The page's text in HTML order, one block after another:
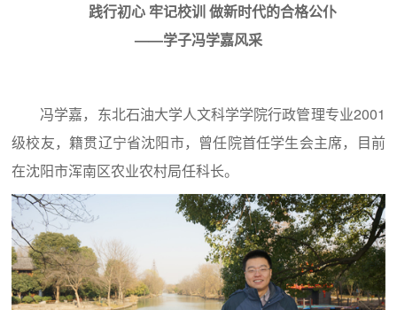
践行初心 牢记校训 做新时代的合格公仆
——学子冯学嘉风采
冯学嘉，东北石油大学人文科学学院行政管理专业2001
级校友，籍贯辽宁省沈阳市，曾任院首任学生会主席，目前
在沈阳市浑南区农业农村局任科长。